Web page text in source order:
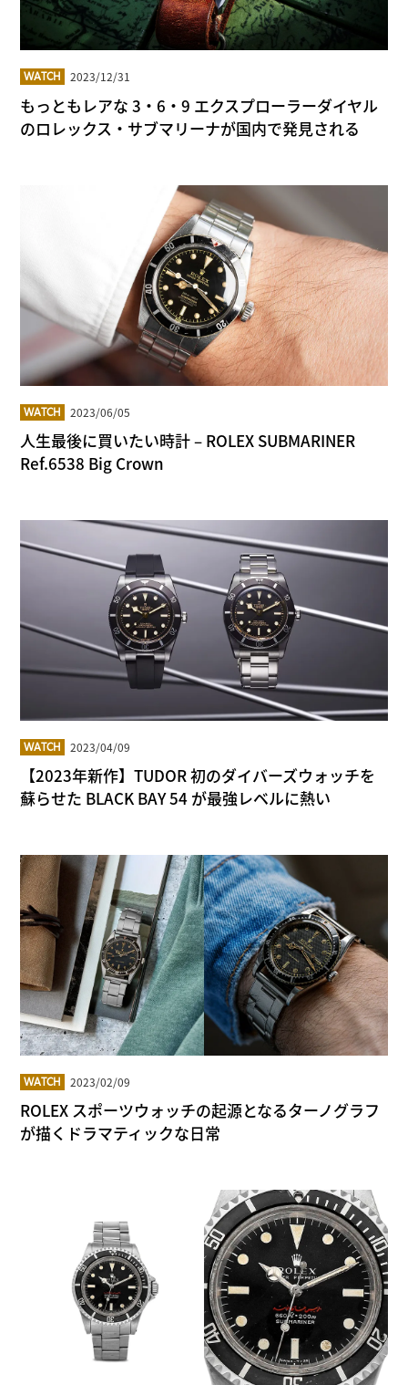
WATCH 2023/12/31
もっともレアな 3・6・9 エクスプローラーダイヤル
のロレックス・サブマリーナが国内で発見される
WATCH 2023/06/05
人生最後に買いたい時計 – ROLEX SUBMARINER
Ref.6538 Big Crown
WATCH 2023/04/09
【2023年新作】TUDOR 初のダイバーズウォッチを
蘇らせた BLACK BAY 54 が最強レベルに熱い
WATCH 2023/02/09
ROLEX スポーツウォッチの起源となるターノグラフ
が描くドラマティックな日常